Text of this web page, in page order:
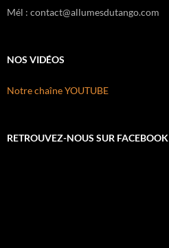
Mél : contact@allumesdutango.com
NOS VIDÉOS
Notre chaîne YOUTUBE
RETROUVEZ-NOUS SUR FACEBOOK